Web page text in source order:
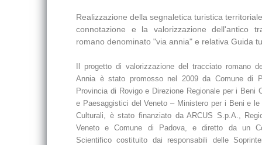
Realizzazione della segnaletica turistica
connotazione e la valorizzazione dell'antico
romano denominato "via annia" e relativa Guida
Il progetto di valorizzazione del tracciato romano
Annia è stato promosso nel 2009 da Comune di
Provincia di Rovigo e Direzione Regionale per i Beni
e Paesaggistici del Veneto – Ministero per i Beni e le
Culturali, è stato finanziato da ARCUS S.p.A.,
Veneto e Comune di Padova, e diretto da un
Scientifico costituito dai responsabili delle